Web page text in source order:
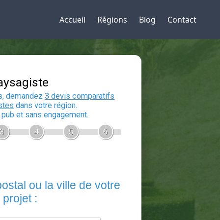
Accueil Régions Blog Contact
Devis Paysagiste
En 5 minutes, demandez
auxpaysagistesdans votre région.
Gratuit, sans pub et sans engagement.